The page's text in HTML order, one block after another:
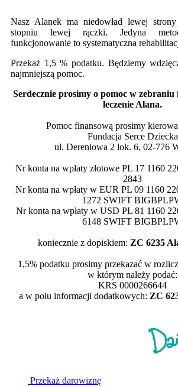
Nasz Alanek ma niedowład lewej
stopniu lewej rączki. Jedyna
funkcjonowanie to systematyczna
Przekaż 1,5 % podatku. Będziemy
najmniejszą pomoc.
Serdecznie prosimy o pomoc w zebraniu
leczenie Alana.
Pomoc finansową prosimy
Fundacja Serce Dziecka
ul. Dereniowa 2 lok. 6, 02-776
Nr konta na wpłaty złotowe PL 17 1160
2843
Nr konta na wpłaty w EUR PL 09 1160
1272 SWIFT
Nr konta na wpłaty w USD PL 81 1160
6148 SWIFT
koniecznie z dopiskiem: ZC 6235
1,5% podatku prosimy przekazać w
w którym należy podać:
KRS 0000266644
a w polu informacji dodatkowych: ZC
Przekaż darowiznę